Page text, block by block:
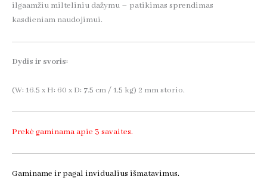
ilgaamžiu milteliniu dažymu – patikimas sprendimas
kasdieniam naudojimui.
Dydis ir svoris:
(W: 16.5 x H: 60 x D: 7.5 cm / 1.5 kg) 2 mm storio.
Prekė gaminama apie 3 savaites.
Gaminame ir pagal invidualius išmatavimus.